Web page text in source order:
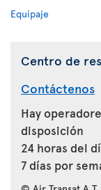
Equipaje
Centro de
Contáctenos
Hay
disposición
24 horas del
7 días por